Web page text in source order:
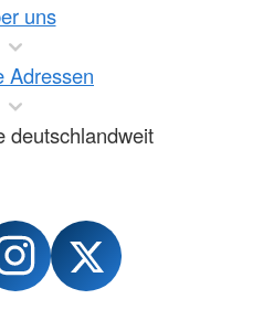
uns
Adressen
deutschlandweit